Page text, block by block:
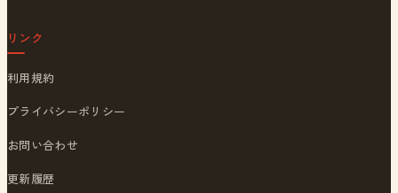
リンク
利用規約
プライバシーポリシー
お問い合わせ
更新履歴